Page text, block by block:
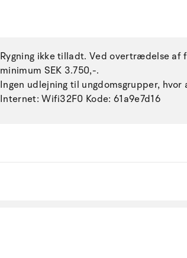
Rygning ikke tilladt. Ved overtrædelse
minimum SEK 3.750,-.
Ingen udlejning til ungdomsgrupper, hvor
Internet: Wifi32F0 Kode: 61a9e7d16